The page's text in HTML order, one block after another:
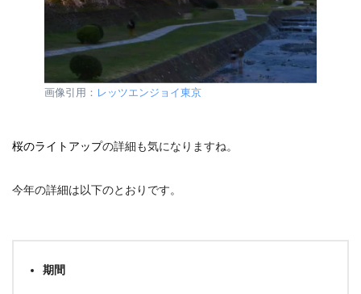
画像引用： レッツエンジョイ東京
桜のライトアップの詳細も気になりますね。
今年の詳細は以下のとおりです。
期間